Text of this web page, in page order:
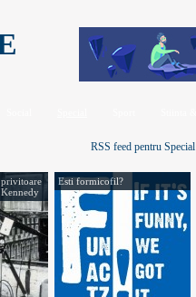
RSS feed pentru Special
Kennedy
Esti formicofil?